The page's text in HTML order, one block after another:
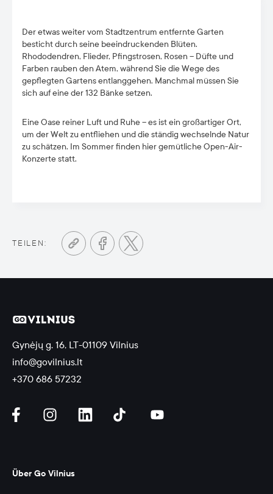
Der etwas weiter vom Stadtzentrum entfernte Garten
besticht durch seine beeindruckenden Blüten.
Rhododendren, Flieder, Pfingstrosen, Rosen – Düfte und
Farben rauben den Atem, während Sie die Wege des
gepflegten Gartens entlanggehen. Manchmal müssen Sie
sich auf eine der 132 Bänke setzen.
Eine Oase reiner Luft und Ruhe – es ist ein großartiger Ort,
um der Welt zu entfliehen und die ständig wechselnde Natur
zu schätzen. Im Sommer finden hier gemütliche Open-Air-
Konzerte statt.
TEILEN:
Gynėjų g. 16, LT-01109 Vilnius
info@govilnius.lt
+370 686 57232
Über Go Vilnius